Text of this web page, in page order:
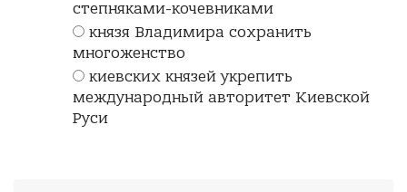
степняками-кочевниками
князя Владимира сохранить
многоженство
киевских князей укрепить
международный авторитет Киевской
Руси